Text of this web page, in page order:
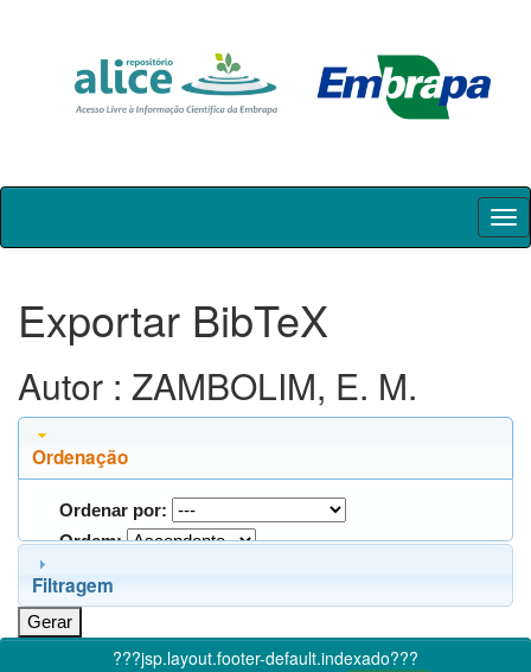
Skip
Exportar BibTeX
Autor : ZAMBOLIM, E. M.
Ordenação
Ordenar por:
Ordem:
Filtragem
???jsp.layout.footer-default.indexado???